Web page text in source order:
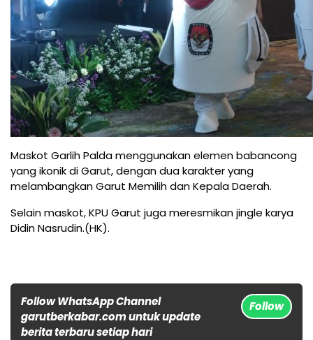
Maskot Garlih Palda menggunakan elemen babancong
yang ikonik di Garut, dengan dua karakter yang
melambangkan Garut Memilih dan Kepala Daerah.
Selain maskot, KPU Garut juga meresmikan jingle karya
Didin Nasrudin.(HK).
Follow WhatsApp Channel
garutberkabar.com untuk update
berita terbaru setiap hari
Follow